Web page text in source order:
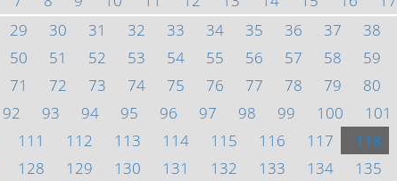
29 30 31 32 33 34 35 36 37 38
50 51 52 53 54 55 56 57 58 59
71 72 73 74 75 76 77 78 79 80
92 93 94 95 96 97 98 99 100 101
111 112 113 114 115 116 117 118
128 129 130 131 132 133 134 135